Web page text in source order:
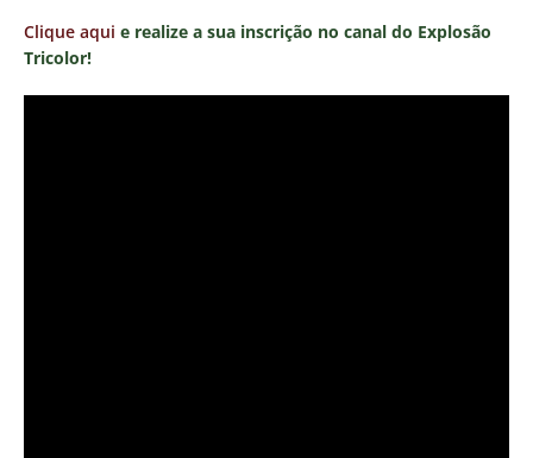
Clique aqui e realize a sua inscrição no canal do Explosão
Tricolor!